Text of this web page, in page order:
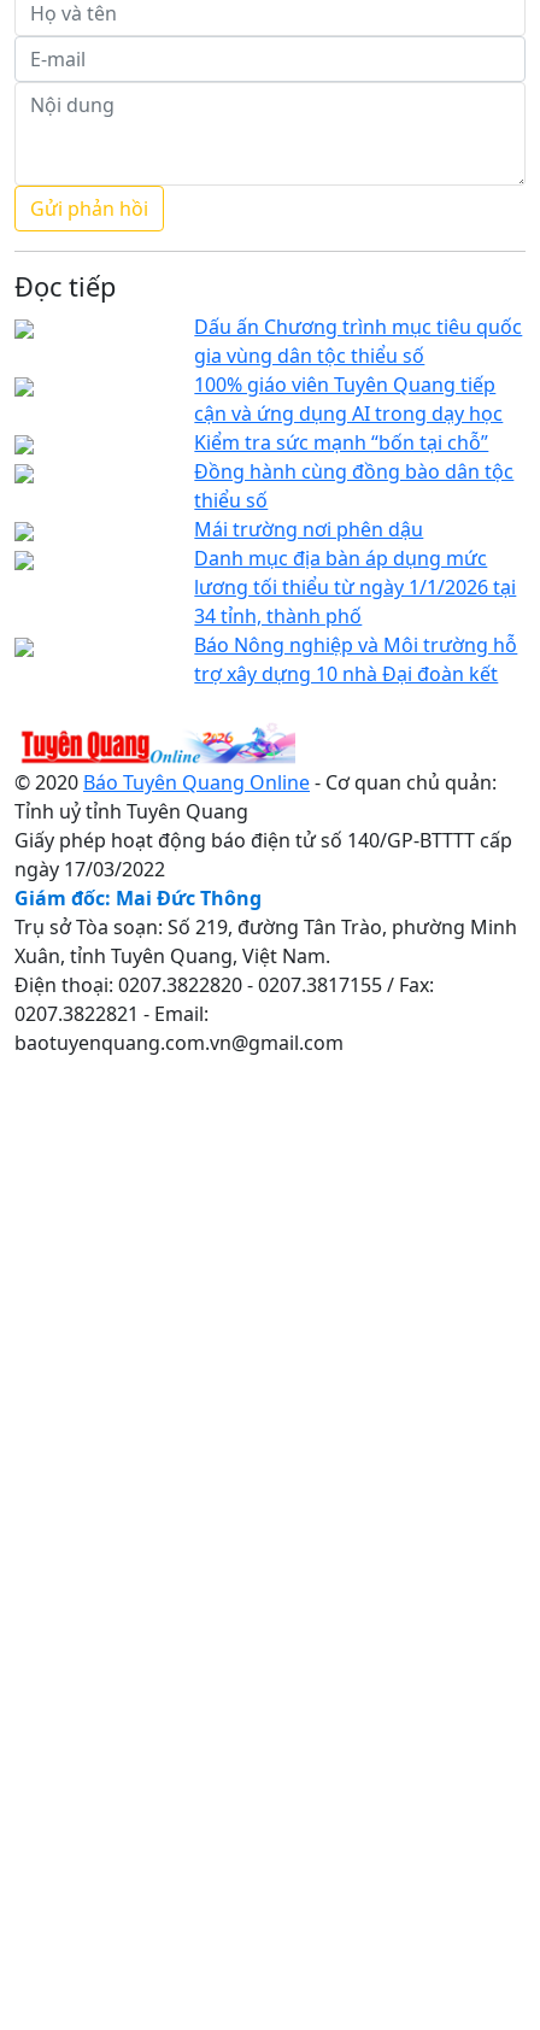
Đọc tiếp
Dấu ấn Chương trình mục tiêu quốc
gia vùng dân tộc thiểu số
100% giáo viên Tuyên Quang tiếp
cận và ứng dụng AI trong dạy học
Kiểm tra sức mạnh “bốn tại chỗ”
Đồng hành cùng đồng bào dân tộc
thiểu số
Mái trường nơi phên dậu
Danh mục địa bàn áp dụng mức
lương tối thiểu từ ngày 1/1/2026 tại
34 tỉnh, thành phố
Báo Nông nghiệp và Môi trường hỗ
trợ xây dựng 10 nhà Đại đoàn kết
© 2020 Báo Tuyên Quang Online- Cơ quan chủ quản:
Tỉnh uỷ tỉnh Tuyên Quang
Giấy phép hoạt động báo điện tử số 140/GP-BTTTT cấp
ngày 17/03/2022
Giám đốc: Mai Đức Thông
Trụ sở Tòa soạn: Số 219, đường Tân Trào, phường Minh
Xuân, tỉnh Tuyên Quang, Việt Nam.
Điện thoại: 0207.3822820 - 0207.3817155 / Fax:
0207.3822821 - Email:
baotuyenquang.com.vn@gmail.com